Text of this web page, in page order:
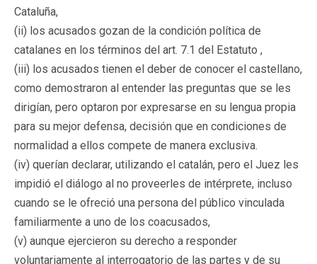
Cataluña,
(ii) los acusados gozan de la condición política de
catalanes en los términos del art. 7.1 del Estatuto ,
(iii) los acusados tienen el deber de conocer el castellano,
como demostraron al entender las preguntas que se les
dirigían, pero optaron por expresarse en su lengua propia
para su mejor defensa, decisión que en condiciones de
normalidad a ellos compete de manera exclusiva.
(iv) querían declarar, utilizando el catalán, pero el Juez les
impidió el diálogo al no proveerles de intérprete, incluso
cuando se le ofreció una persona del público vinculada
familiarmente a uno de los coacusados,
(v) aunque ejercieron su derecho a responder
voluntariamente al interrogatorio de las partes y de su